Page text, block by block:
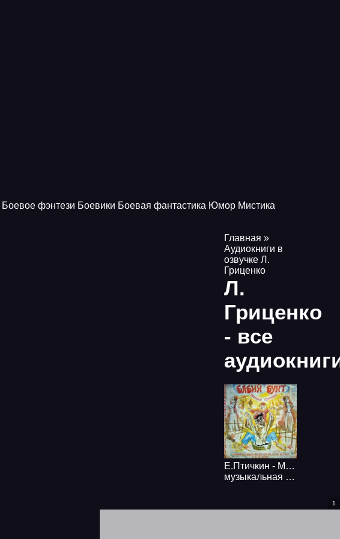
Боевое фэнтези Боевики Боевая фантастика Юмор Мистика
Главная »
Аудиокниги в
озвучке Л.
Гриценко
Л.
Гриценко
- все
Е.Птичкин - М.Шолохов - Бабий бунт
музыкальная комедия